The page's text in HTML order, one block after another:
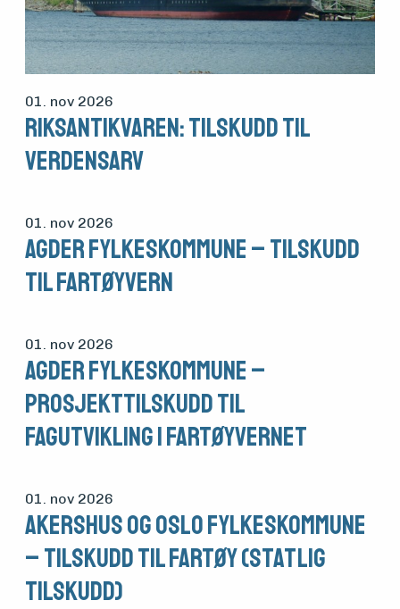
01. nov 2026
Riksantikvaren: Tilskudd til
verdensarv
01. nov 2026
Agder fylkeskommune – Tilskudd
til fartøyvern
01. nov 2026
Agder fylkeskommune –
Prosjekttilskudd til
fagutvikling i fartøyvernet
01. nov 2026
Akershus og Oslo fylkeskommune
– Tilskudd til fartøy (statlig
tilskudd)